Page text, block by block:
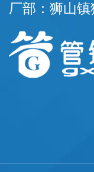
厂部：狮山